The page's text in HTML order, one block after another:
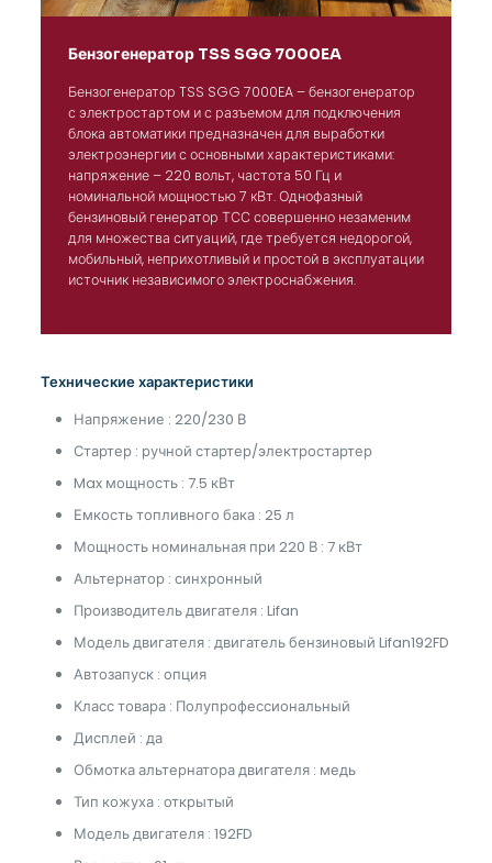
Бензогенератор TSS SGG 7000EA
Бензогенератор TSS SGG 7000EA – бензогенератор
с электростартом и с разъемом для подключения
блока автоматики предназначен для выработки
электроэнергии с основными характеристиками:
напряжение – 220 вольт, частота 50 Гц и
номинальной мощностью 7 кВт. Однофазный
бензиновый генератор ТСС совершенно незаменим
для множества ситуаций, где требуется недорогой,
мобильный, неприхотливый и простой в эксплуатации
источник независимого электроснабжения.
Технические характеристики
Напряжение : 220/230 В
Стартер : ручной стартер/электростартер
Max мощность : 7.5 кВт
Емкость топливного бака : 25 л
Мощность номинальная при 220 В : 7 кВт
Альтернатор : синхронный
Производитель двигателя : Lifan
Модель двигателя : двигатель бензиновый Lifan192FD
Автозапуск : опция
Класс товара : Полупрофессиональный
Дисплей : да
Обмотка альтернатора двигателя : медь
Тип кожуха : открытый
Модель двигателя : 192FD